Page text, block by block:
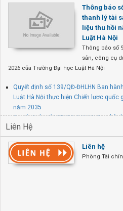
Thông báo
thanh lý tài
liệu thu hồi
Luật Hà Nội
Thông báo số
sản, công cụ
2026 của Trường Đại học Luật Hà Nội
Quyết định số 139/QĐ-ĐHLHN Ban
Luật Hà Nội thực hiện Chiến lược quốc
năm 2035
Quyết định số 137/QĐ-ĐHLHN Ban
chống lãng phí năm 2026 của Trường
Quyết định số 845/QĐ-ĐHLHN V/v
tại trụ sở chính Trường Đại học Luật Hà
Liên Hệ
Liên hệ
Phòng Tài